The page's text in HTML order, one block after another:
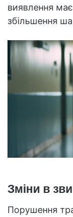
виявлення
збільшення
Зміни в
Порушення